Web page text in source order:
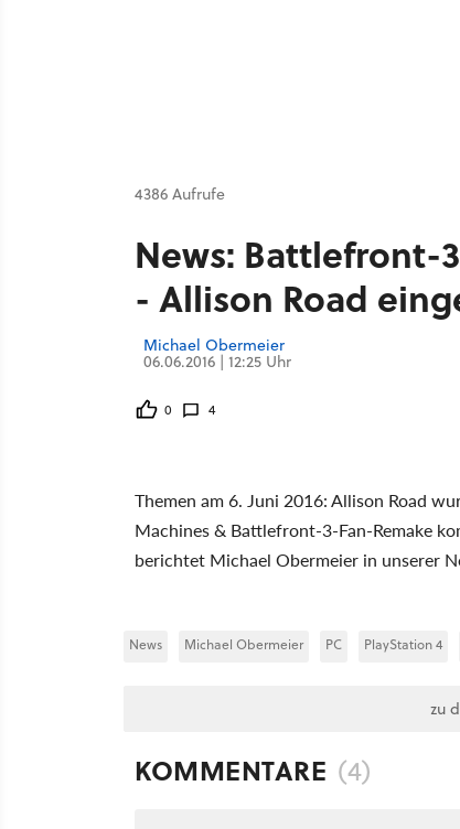
4386 Aufrufe
News: Battlefront-
- Allison Road
Michael Obermeier
06.06.2016 | 12:25 Uhr
0 4
Themen am 6. Juni 2016: Allison Road
Machines & Battlefront-3-Fan-Remake
berichtet Michael Obermeier in unserer
News Michael Obermeier PC PlayStation 4
zu
KOMMENTARE (4)